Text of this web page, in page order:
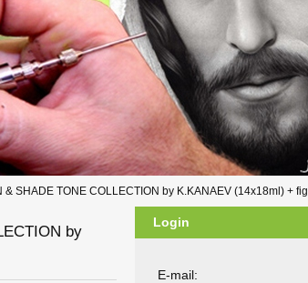
SHADE TONE COLLECTION by K.KANAEV (14x18ml) +
by
Login
E-mail: